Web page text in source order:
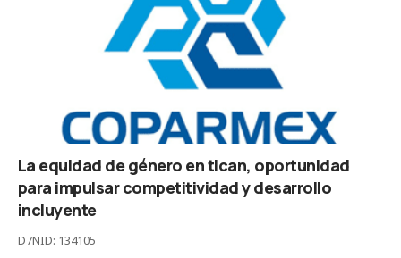
La equidad de género en tlcan, oportunidad
para impulsar competitividad y desarrollo
incluyente
D7NID: 134105